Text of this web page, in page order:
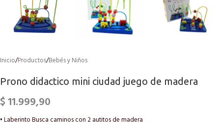
Inicio/Productos/Bebés y Niños
Prono didactico mini ciudad juego de madera
$11.999,90
• Laberinto Busca caminos con 2 autitos de madera